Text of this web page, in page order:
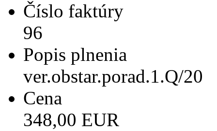
Číslo faktúry
96
Popis plnenia
ver.obstar.porad.1.Q/20
Cena
348,00 EUR